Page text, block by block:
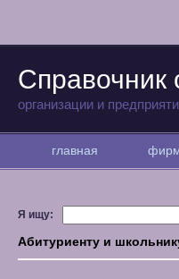
Справочник
организации и
главная
Я ищу:
Абитуриенту и